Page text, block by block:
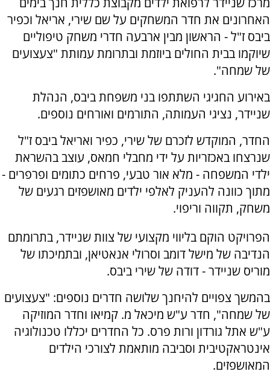
האחרונים את חדר המשחקים על שם שירי, אריאל וכפיר
ביבס ז"ל - הראשון מבין ארבעה חדרי משחק טיפוליים
שיוקמו בבית החולים ביוזמת ובתרומת עמותת "צעצועים
של שמחה".
באירוע החגיגי השתתפו בני משפחת ביבס, הנהלת
שניידר, נציגי העמותה, התורמים ואורחים נוספים.
החדר, המוקדש לזכרם של שירי, כפיר ואריאל ביבס ז"ל
שנרצחו באכזריות על ידי מחבלי חמאס, עוצב בהשראת
ילדי המשפחה - מלא אור טבעי, פרחים כתומים ופרפרים -
מתוך כוונה להעניק לאלפי ילדים מאושפזים רגעים של
משחק, תקווה וריפוי.
הפרויקט הוקם בליווי מקצועי של צוות שניידר, בתרומתם
הנדיבה של מישל דומב וסרולי אנאטיאן, ובתמיכתו של
מוריס שניידר - דודה של שירי ביבס.
בהמשך צפויים להיחנך שלושה חדרים נוספים: "צעצועים
של שמחה", חדר ע"ש מיכאל מ. קמיאו וחדר המוזיקה
ע"ש אתל גורדון ורות פרס. כל החדרים יכללו טכנולוגיה
אינטראקטיבית וסביבה מותאמת לצורכי הילדים
המאושפזים.